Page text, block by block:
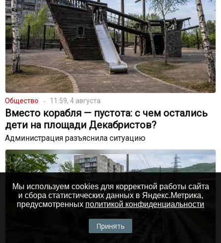
Общество 11:59, 4 августа
Вместо корабля — пустота: с чем остались
дети на площади Декабристов?
Администрация разъяснила ситуацию
Мы используем cookies для корректной работы сайта
и сбора статистических данных в Яндекс.Метрика,
предусмотренных политикой конфиденциальности
Принять